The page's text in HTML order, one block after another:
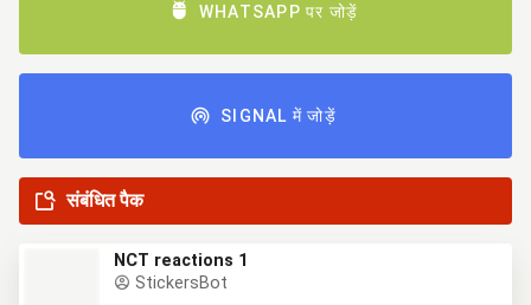
WHATSAPP पर जोड़ें
SIGNAL में जोड़ें
संबंधित पैक
NCT reactions 1
StickersBot